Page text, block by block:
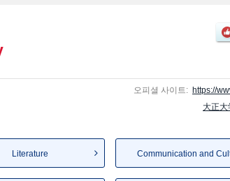
오피셜 사이트: https://
大正大
Literature Communication and